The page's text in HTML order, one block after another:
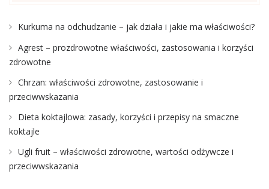
Kurkuma na odchudzanie – jak działa i jakie ma właściwości?
Agrest – prozdrowotne właściwości, zastosowania i korzyści
zdrowotne
Chrzan: właściwości zdrowotne, zastosowanie i
przeciwwskazania
Dieta koktajlowa: zasady, korzyści i przepisy na smaczne
koktajle
Ugli fruit – właściwości zdrowotne, wartości odżywcze i
przeciwwskazania